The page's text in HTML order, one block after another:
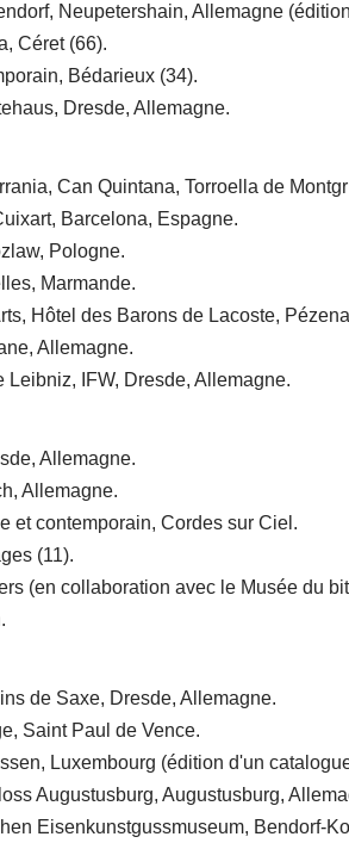
Neupetershain, Allemagne
Céret (66).
Bédarieux (34).
Dresde, Allemagne.
Can Quintana, Torroella de
Barcelona, Espagne.
Pologne.
Marmande.
Hôtel des Barons de Lacoste,
Allemagne.
Leibniz, IFW, Dresde, Allemagne.
Allemagne.
Allemagne.
et contemporain, Cordes sur Ciel.
(11).
(en collaboration avec le Musée du
de Saxe, Dresde, Allemagne.
Saint Paul de Vence.
Luxembourg (édition d'un
Augustusburg, Augustusburg,
Eisenkunstgussmuseum, Bendorf-